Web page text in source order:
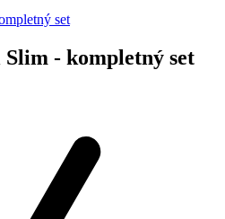
set
Slim - kompletný set